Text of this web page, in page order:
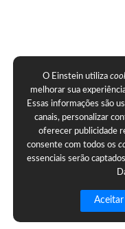
O Einstein utiliza
melhorar sua
Essas informações são
canais, personalizar
oferecer publicidade
consente com todos os
essenciais serão
Aceitar